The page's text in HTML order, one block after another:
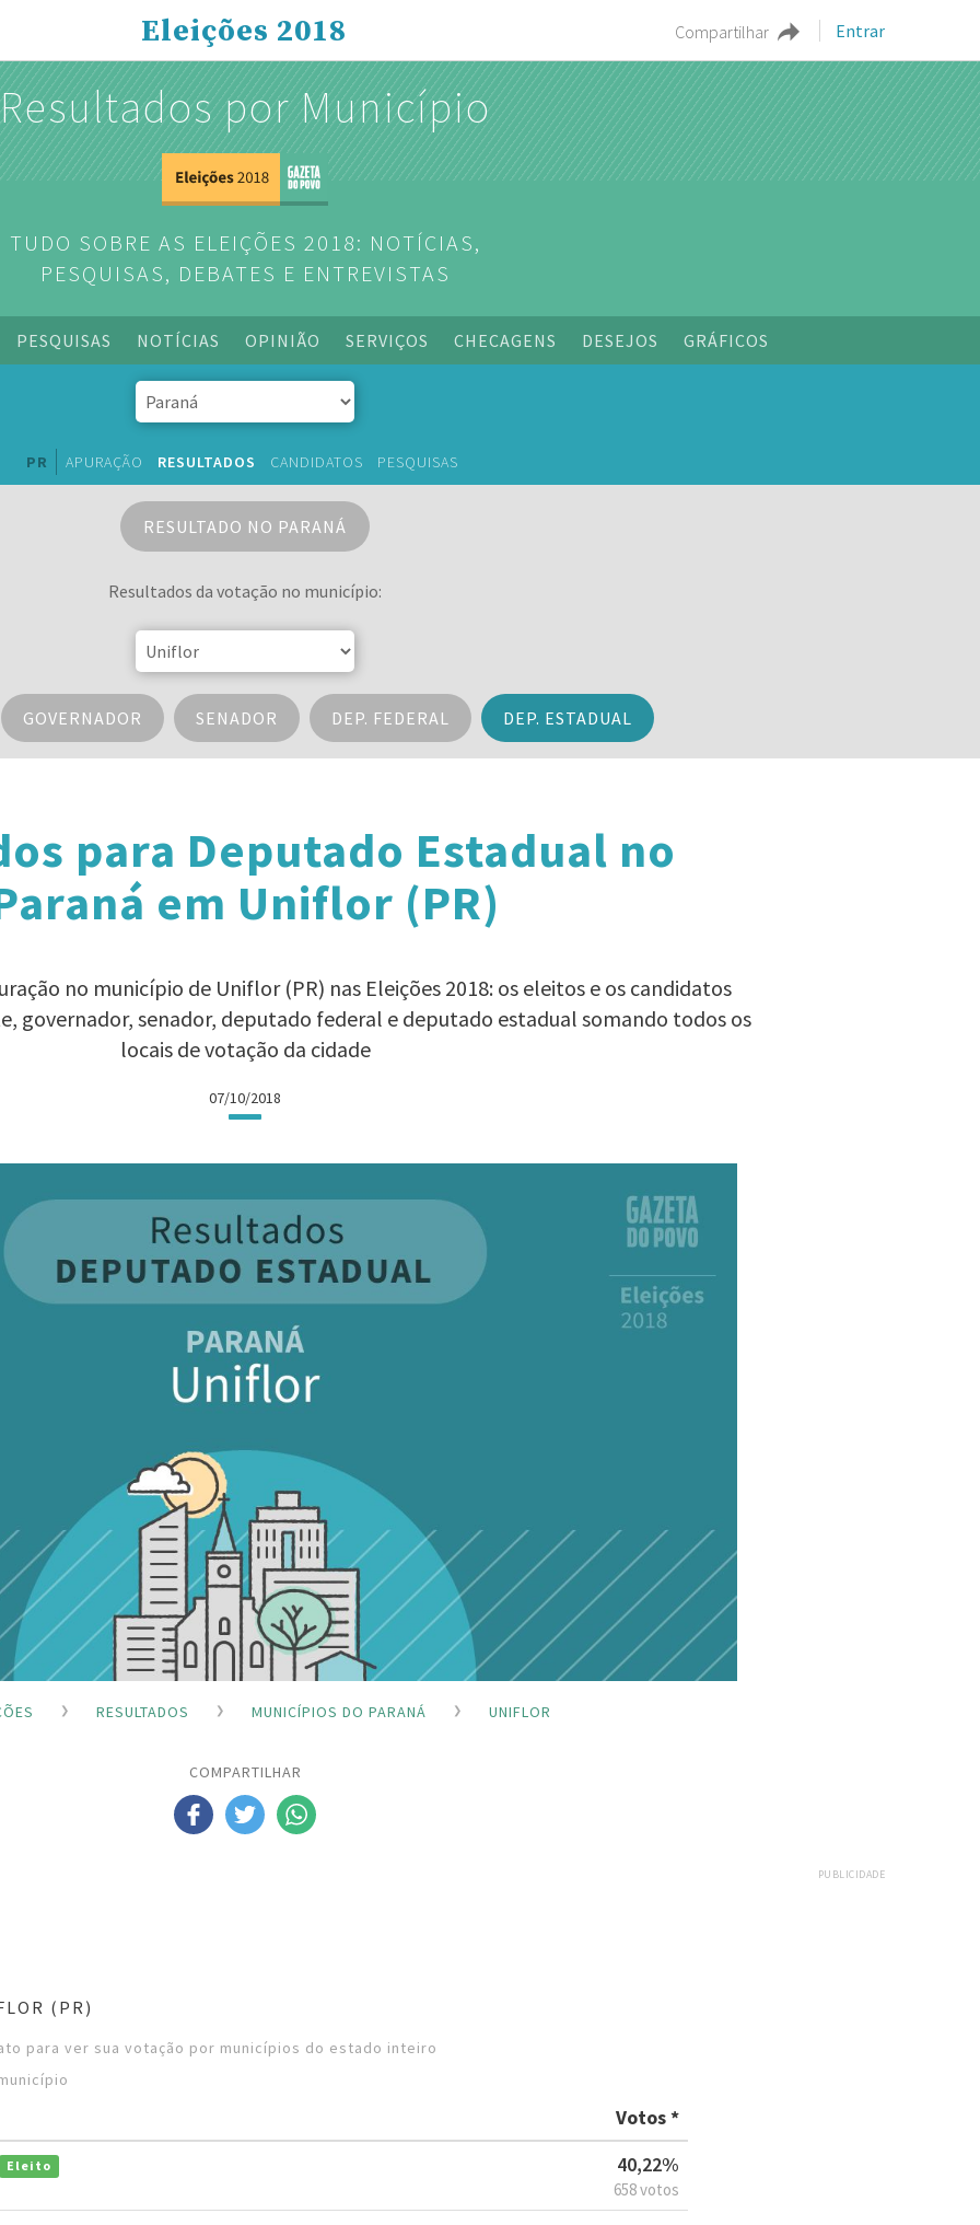
Compartilhar Entrar
Eleições 2018
Resultados por Município
TUDO SOBRE AS ELEIÇÕES 2018: NOTÍCIAS,
PESQUISAS, DEBATES E ENTREVISTAS
PESQUISAS NOTÍCIAS OPINIÃO SERVIÇOS CHECAGENS DESEJOS GRÁFICOS
PR APURAÇÃO RESULTADOS CANDIDATOS PESQUISAS
RESULTADO NO PARANÁ
Resultados da votação no município:
GOVERNADOR SENADOR DEP. FEDERAL DEP. ESTADUAL
para Deputado Estadual no
em Uniflor (PR)
no município de Uniflor (PR) nas Eleições 2018: os eleitos e os candidatos
governador, senador, deputado federal e deputado estadual somando todos os
locais de votação da cidade
07/10/2018
RESULTADOS MUNICÍPIOS DO PARANÁ UNIFLOR
COMPARTILHAR
PUBLICIDADE
(PR)
para ver sua votação por municípios do estado inteiro
Votos *
Eleito 40,22%
658 votos